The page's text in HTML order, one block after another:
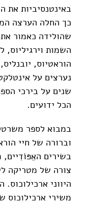
באינטנסיביות את
כך החלה הערצה
שהולידה כאמור את
השמות וירגיליוס,
הוראטיוס,
נערצים על
שנים על בירכי
הכל ידועים.
במבוא לספר
וברורה של חיי
צורה של מטריקה
היווני
משירי